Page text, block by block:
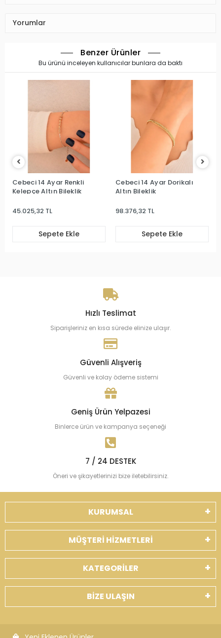
Yorumlar
Benzer Ürünler
Bu ürünü inceleyen kullanıcılar bunlara da baktı
Cebeci 14 Ayar Renkli
Kelepçe Altın Bileklik
45.025,32 TL
Sepete Ekle
Cebeci 14 Ayar Dorikalı
Altın Bileklik
98.376,32 TL
Sepete Ekle
Hızlı Teslimat
Siparişleriniz en kısa sürede elinize ulaşır.
Güvenli Alışveriş
Güvenli ve kolay ödeme sistemi
Geniş Ürün Yelpazesi
Binlerce ürün ve kampanya seçeneği
7 / 24 DESTEK
Öneri ve şikayetlerinizi bize iletebilirsiniz.
KURUMSAL
MÜŞTERİ HİZMETLERİ
KATEGORİLER
BİZE ULAŞIN